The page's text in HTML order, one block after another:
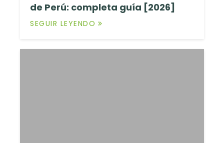
de Perú: completa guía [2026]
SEGUIR LEYENDO